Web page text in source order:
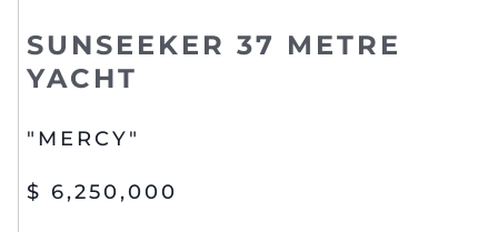
SUNSEEKER 37 METRE
YACHT
"MERCY"
$ 6,250,000